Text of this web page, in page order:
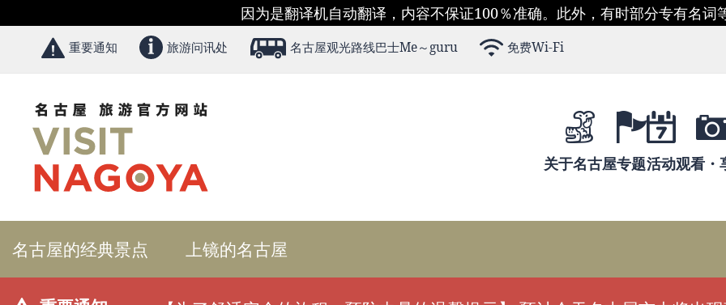
因为是翻译机自动翻译，内容不保证100％准确。此外，有时部分专有名词
重要通知 旅游问讯处 名古屋观光路线巴士Me～guru 免费Wi-Fi
关于名古屋专题活动观看・
名古屋的经典景点 上镜的名古屋